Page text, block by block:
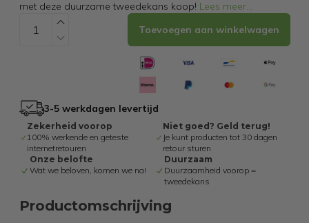
met deze duurzame tweedekans koop! Lees meer...
Toevoegen aan winkelwagen
3-5 werkdagen levertijd
Zekerheid voorop
100% werkende en geteste
internetretouren
Niet goed? Geld terug!
Je kunt producten tot 30 dagen
retour sturen
Onze belofte
Wat we beloven, komen we na!
Duurzaam
Duurzaamheid voorop =
tweedekans
Productomschrijving